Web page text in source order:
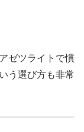
ゼツライトで慣
う選び方も非常